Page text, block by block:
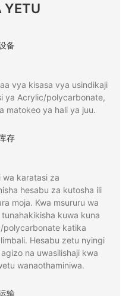
YETU
vya kisasa vya usindikaji
ya Acrylic/polycarbonate,
matokeo ya hali ya juu.
wa karatasi za
hesabu za kutosha ili
moja. Kwa msururu wa
kuwa kuna
polycarbonate katika
Hesabu zetu nyingi
na uwasilishaji kwa
wanaothaminiwa.